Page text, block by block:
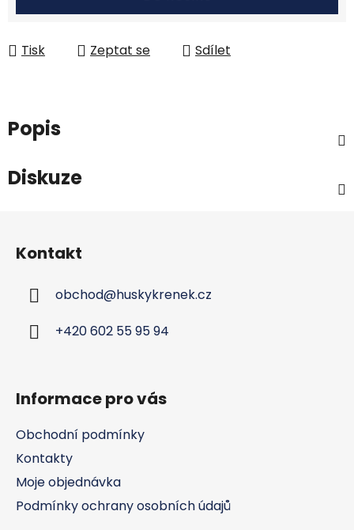
Tisk Zeptat se Sdílet
Popis
Diskuze
Kontakt
obchod@huskykrenek.cz
+420 602 55 95 94
Informace pro vás
Obchodní podmínky
Kontakty
Moje objednávka
Podmínky ochrany osobních údajů